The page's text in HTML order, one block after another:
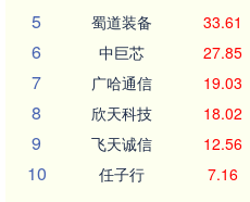
5 蜀道装备 33.61
6 中巨芯 27.85
7 广哈通信 19.03
8 欣天科技 18.02
9 飞天诚信 12.56
10 任子行 7.16